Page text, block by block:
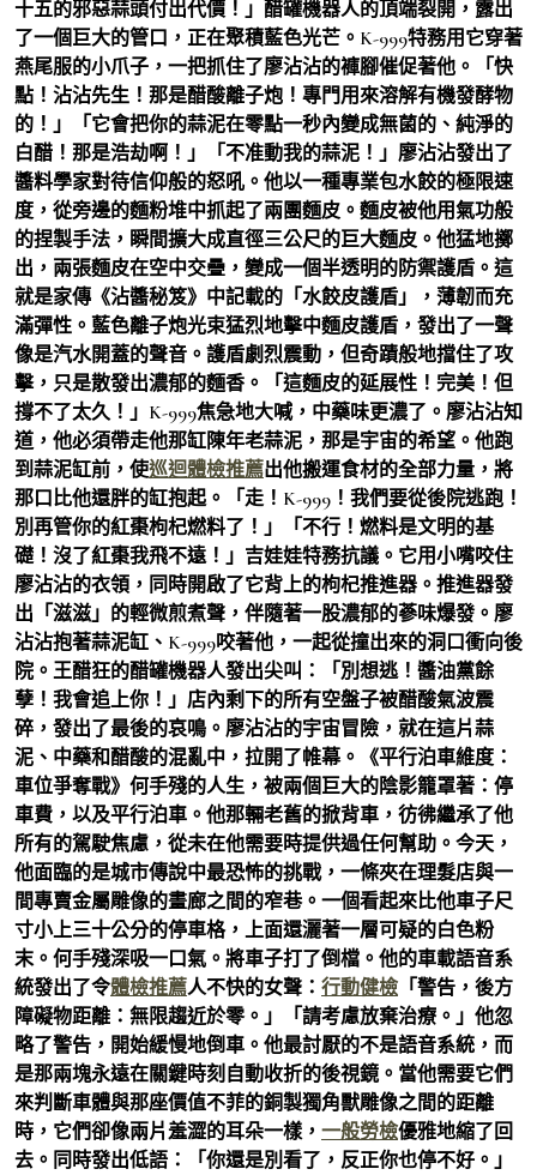
十五的邪惡蒜頭付出代價！」醋罐機器人的頂端裂開，露出
了一個巨大的管口，正在聚積藍色光芒。K-999特務用它穿著
燕尾服的小爪子，一把抓住了廖沾沾的褲腳催促著他。「快
點！沾沾先生！那是醋酸離子炮！專門用來溶解有機發酵物
的！」「它會把你的蒜泥在零點一秒內變成無菌的、純淨的
白醋！那是浩劫啊！」「不准動我的蒜泥！」廖沾沾發出了
醬料學家對待信仰般的怒吼。他以一種專業包水餃的極限速
度，從旁邊的麵粉堆中抓起了兩團麵皮。麵皮被他用氣功般
的捏製手法，瞬間擴大成直徑三公尺的巨大麵皮。他猛地擲
出，兩張麵皮在空中交疊，變成一個半透明的防禦護盾。這
就是家傳《沾醬秘笈》中記載的「水餃皮護盾」，薄韌而充
滿彈性。藍色離子炮光束猛烈地擊中麵皮護盾，發出了一聲
像是汽水開蓋的聲音。護盾劇烈震動，但奇蹟般地擋住了攻
擊，只是散發出濃郁的麵香。「這麵皮的延展性！完美！但
撐不了太久！」K-999焦急地大喊，中藥味更濃了。廖沾沾知
道，他必須帶走他那缸陳年老蒜泥，那是宇宙的希望。他跑
到蒜泥缸前，使巡迴體檢推薦出他搬運食材的全部力量，將
那口比他還胖的缸抱起。「走！K-999！我們要從後院逃跑！
別再管你的紅棗枸杞燃料了！」「不行！燃料是文明的基
礎！沒了紅棗我飛不遠！」吉娃娃特務抗議。它用小嘴咬住
廖沾沾的衣領，同時開啟了它背上的枸杞推進器。推進器發
出「滋滋」的輕微煎煮聲，伴隨著一股濃郁的蔘味爆發。廖
沾沾抱著蒜泥缸、K-999咬著他，一起從撞出來的洞口衝向後
院。王醋狂的醋罐機器人發出尖叫：「別想逃！醬油黨餘
孽！我會追上你！」店內剩下的所有空盤子被醋酸氣波震
碎，發出了最後的哀鳴。廖沾沾的宇宙冒險，就在這片蒜
泥、中藥和醋酸的混亂中，拉開了帷幕。《平行泊車維度：
車位爭奪戰》何手殘的人生，被兩個巨大的陰影籠罩著：停
車費，以及平行泊車。他那輛老舊的掀背車，彷彿繼承了他
所有的駕駛焦慮，從未在他需要時提供過任何幫助。今天，
他面臨的是城市傳說中最恐怖的挑戰，一條夾在理髮店與一
間專賣金屬雕像的畫廊之間的窄巷。一個看起來比他車子尺
寸小上三十公分的停車格，上面還灑著一層可疑的白色粉
末。何手殘深吸一口氣。將車子打了倒檔。他的車載語音系
統發出了令體檢推薦人不快的女聲： 行動健檢 「警告，後方
障礙物距離：無限趨近於零。」「請考慮放棄治療。」他忽
略了警告，開始緩慢地倒車。他最討厭的不是語音系統，而
是那兩塊永遠在關鍵時刻自動收折的後視鏡。當他需要它們
來判斷車體與那座價值不菲的銅製獨角獸雕像之間的距離
時，它們卻像兩片羞澀的耳朵一樣， 一般勞檢優雅地縮了回
去。同時發出低語：「你還是別看了，反正你也停不好。」